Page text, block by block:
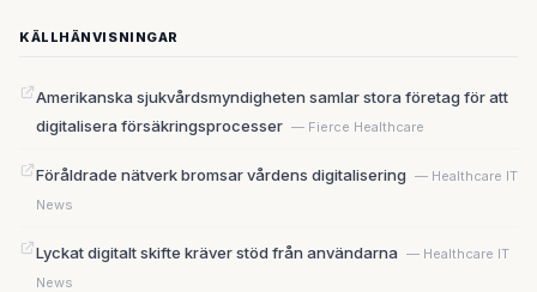
KÄLLHÄNVISNINGAR
Amerikanska sjukvårdsmyndigheten samlar stora företag för att
digitalisera försäkringsprocesser — Fierce Healthcare
Föråldrade nätverk bromsar vårdens digitalisering — Healthcare IT
News
Lyckat digitalt skifte kräver stöd från användarna — Healthcare IT
News